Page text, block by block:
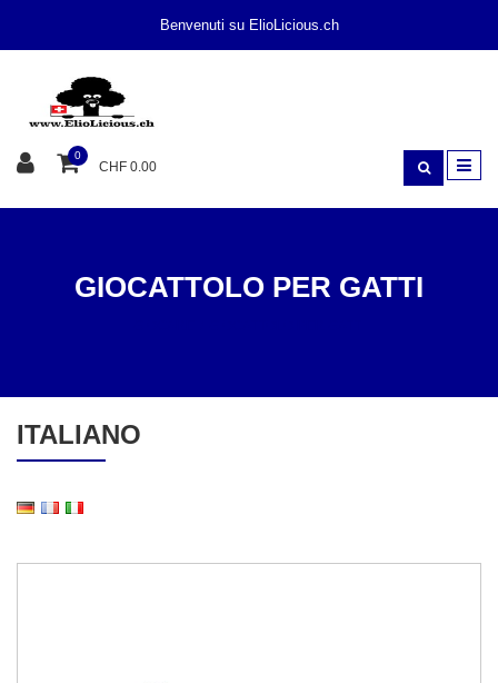
Benvenuti su ElioLicious.ch
0
CHF 0.00
GIOCATTOLO PER GATTI
ITALIANO